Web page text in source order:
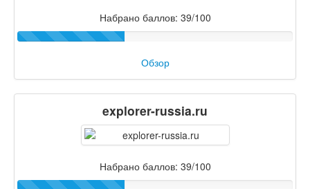
Набрано баллов: 39/100
Обзор
explorer-russia.ru
Набрано баллов: 39/100